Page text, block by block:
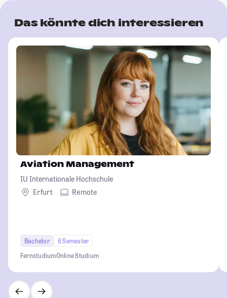
Das könnte dich interessieren
Aviation Management
IU Internationale Hochschule
Erfurt
Remote
Bachelor
6 Semester
FernstudiumOnline Studium